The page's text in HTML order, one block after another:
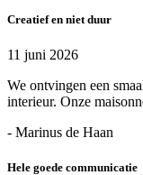
Creatief en niet duur
11 juni 2026
We ontvingen een
interieur. Onze
- Marinus de Haan
Hele goede communicatie